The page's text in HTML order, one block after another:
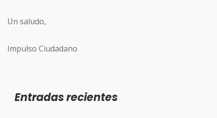
Un saludo,
Impulso Ciudadano
Entradas recientes